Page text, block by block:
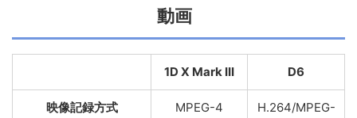
動画
1D X Mark III D6
映像記録方式
MPEG-4
H.264/MPEG-